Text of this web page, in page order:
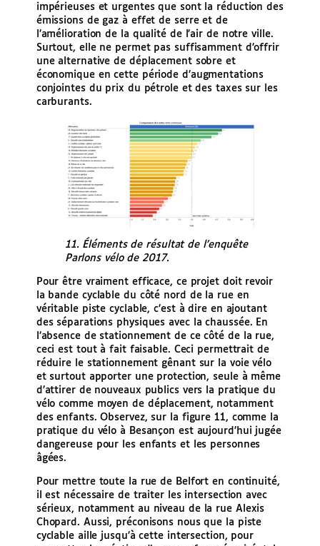
impérieuses et urgentes que sont la réduction des
émissions de gaz à effet de serre et de
l’amélioration de la qualité de l’air de notre ville.
Surtout, elle ne permet pas suffisamment d’offrir
une alternative de déplacement sobre et
économique en cette période d’augmentations
conjointes du prix du pétrole et des taxes sur les
carburants.
11. Éléments de résultat de l’enquête
Parlons vélo de 2017.
Pour être vraiment efficace, ce projet doit revoir
la bande cyclable du côté nord de la rue en
véritable piste cyclable, c’est à dire en ajoutant
des séparations physiques avec la chaussée. En
l’absence de stationnement de ce côté de la rue,
ceci est tout à fait faisable. Ceci permettrait de
réduire le stationnement gênant sur la voie vélo
et surtout apporter une protection, seule à même
d’attirer de nouveaux publics vers la pratique du
vélo comme moyen de déplacement, notamment
des enfants. Observez, sur la figure 11, comme la
pratique du vélo à Besançon est aujourd’hui jugée
dangereuse pour les enfants et les personnes
âgées.
Pour mettre toute la rue de Belfort en continuité,
il est nécessaire de traiter les intersection avec
sérieux, notamment au niveau de la rue Alexis
Chopard. Aussi, préconisons nous que la piste
cyclable aille jusqu’à cette intersection, pour